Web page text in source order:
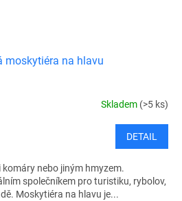
moskytiéra na hlavu
Skladem (>5 ks)
DETAIL
nebo jiným hmyzem.
společníkem pro turistiku, rybolov,
Moskytiéra na hlavu je...